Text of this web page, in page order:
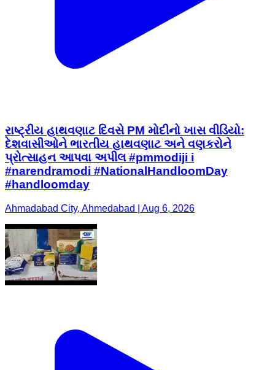
રાષ્ટ્રીય હાથવણાટ દિવસે PM મોદીનો ખાસ વીડિયો:
દેશવાસીઓને ભારતીય હાથવણાટ અને વણકરોને
પ્રોત્સાહન આપવા અપીલ #pmmodiji i
#narendramodi #NationalHandloomDay
#handloomday
Ahmadabad City, Ahmedabad | Aug 6, 2026